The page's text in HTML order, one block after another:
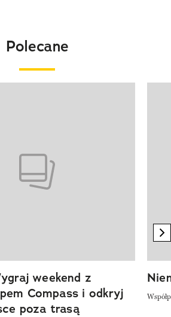
Polecane
weekend z
Compass i odkryj
poza trasą